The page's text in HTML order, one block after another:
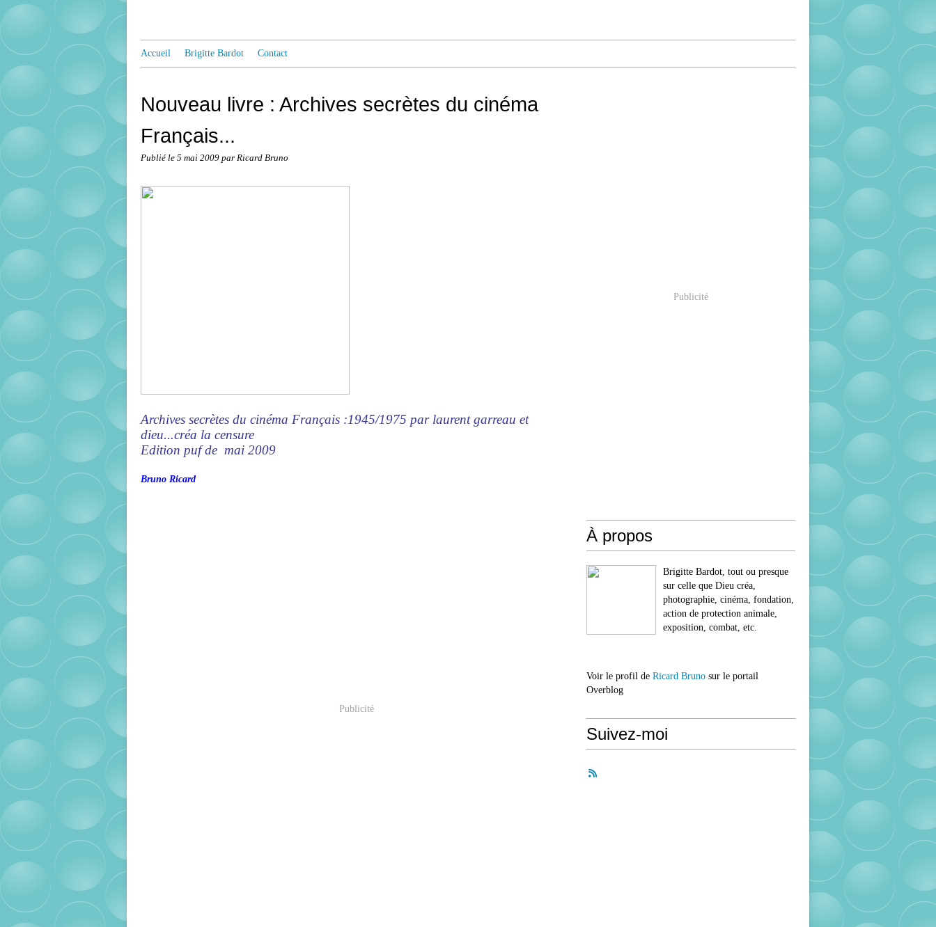
Accueil Brigitte Bardot Contact
Nouveau livre : Archives secrètes du cinéma
Français...
Publié le 5 mai 2009 par Ricard Bruno
Archives secrètes du cinéma Français :1945/1975 par laurent garreau et
dieu...créa la censure
Edition puf de mai 2009
Bruno Ricard
Publicité
Publicité
À propos
Brigitte Bardot, tout ou presque
sur celle que Dieu créa,
photographie, cinéma, fondation,
action de protection animale,
exposition, combat, etc.
Voir le profil de Ricard Bruno sur le portail
Overblog
Suivez-moi